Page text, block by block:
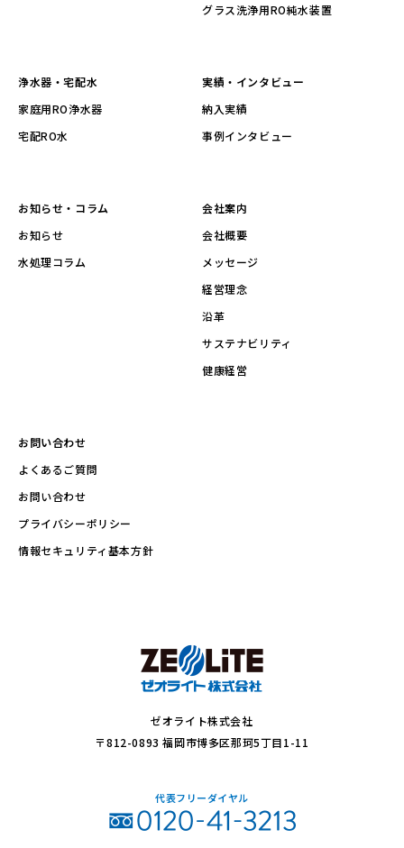
グラス洗浄用RO純水装置
浄水器・宅配水
家庭用RO浄水器
宅配RO水
実績・インタビュー
納入実績
事例インタビュー
お知らせ・コラム
お知らせ
水処理コラム
会社案内
会社概要
メッセージ
経営理念
沿革
サステナビリティ
健康経営
お問い合わせ
よくあるご質問
お問い合わせ
プライバシーポリシー
情報セキュリティ基本方針
ゼオライト株式会社
〒812-0893 福岡市博多区那珂5丁目1-11
代表フリーダイヤル